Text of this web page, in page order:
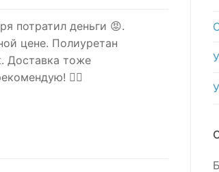
потратил деньги 😡.
цене. Полиуретан
Доставка тоже
🙅‍♂️